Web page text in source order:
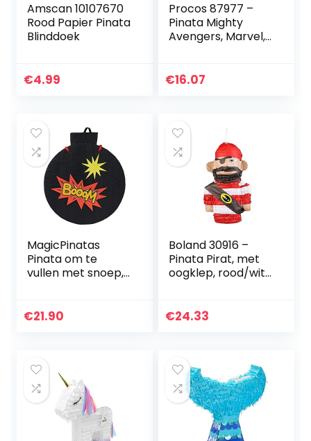
Amscan 10107670
Rood Papier Pinata
Blinddoek
€4.99
Procos 87977 –
Pinata Mighty
Avengers, Marvel,
€16.07
MagicPinatas
Pinata om te
vullen met snoep,
spel, cadeau-idee,
€21.90
Boland 30916 –
Pinata Pirat, met
oogklep, rood/wit,
themafeest
€24.33